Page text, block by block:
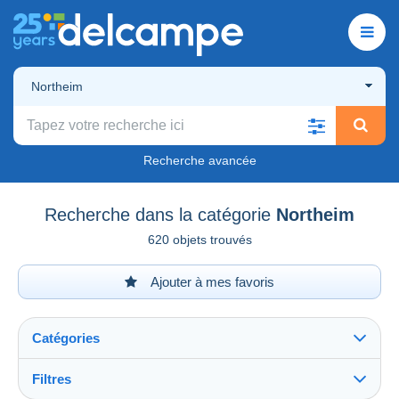
Northeim
Recherche avancée
Recherche dans la catégorie Northeim
620 objets trouvés
Ajouter à mes favoris
Catégories
Filtres